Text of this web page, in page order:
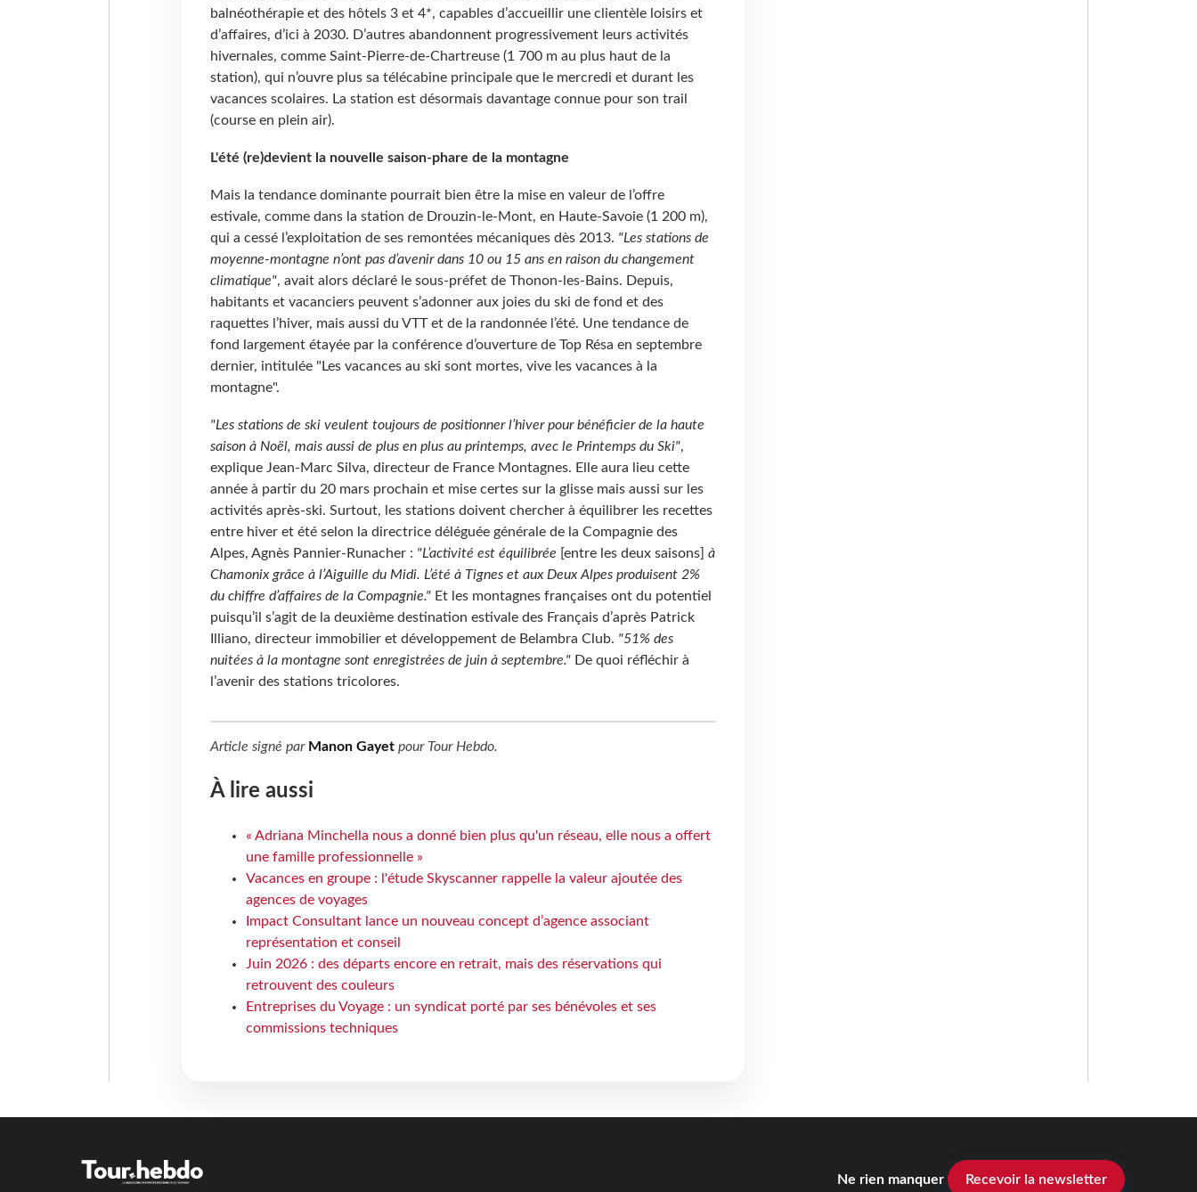
balnéothérapie et des hôtels 3 et 4*, capables d’accueillir une clientèle loisirs et
d’affaires, d’ici à 2030. D’autres abandonnent progressivement leurs activités
hivernales, comme Saint-Pierre-de-Chartreuse (1 700 m au plus haut de la
station), qui n’ouvre plus sa télécabine principale que le mercredi et durant les
vacances scolaires. La station est désormais davantage connue pour son trail
(course en plein air).
L'été (re)devient la nouvelle saison-phare de la montagne
Mais la tendance dominante pourrait bien être la mise en valeur de l’offre
estivale, comme dans la station de Drouzin-le-Mont, en Haute-Savoie (1 200 m),
qui a cessé l’exploitation de ses remontées mécaniques dès 2013. "Les stations de
moyenne-montagne n’ont pas d’avenir dans 10 ou 15 ans en raison du changement
climatique", avait alors déclaré le sous-préfet de Thonon-les-Bains. Depuis,
habitants et vacanciers peuvent s’adonner aux joies du ski de fond et des
raquettes l’hiver, mais aussi du VTT et de la randonnée l’été. Une tendance de
fond largement étayée par la conférence d’ouverture de Top Résa en septembre
dernier, intitulée "Les vacances au ski sont mortes, vive les vacances à la
montagne".
"Les stations de ski veulent toujours de positionner l’hiver pour bénéficier de la haute
saison à Noël, mais aussi de plus en plus au printemps, avec le Printemps du Ski",
explique Jean-Marc Silva, directeur de France Montagnes. Elle aura lieu cette
année à partir du 20 mars prochain et mise certes sur la glisse mais aussi sur les
activités après-ski. Surtout, les stations doivent chercher à équilibrer les recettes
entre hiver et été selon la directrice déléguée générale de la Compagnie des
Alpes, Agnès Pannier-Runacher : "L’activité est équilibrée [entre les deux saisons] à
Chamonix grâce à l’Aiguille du Midi. L’été à Tignes et aux Deux Alpes produisent 2%
du chiffre d’affaires de la Compagnie."Et les montagnes françaises ont du potentiel
puisqu’il s’agit de la deuxième destination estivale des Français d’après Patrick
Illiano, directeur immobilier et développement de Belambra Club. "51% des
nuitées à la montagne sont enregistrées de juin à septembre."De quoi réfléchir à
l’avenir des stations tricolores.
Article signé par Manon Gayetpour Tour Hebdo.
À lire aussi
« Adriana Minchella nous a donné bien plus qu'un réseau, elle nous a offert
une famille professionnelle »
Vacances en groupe : l'étude Skyscanner rappelle la valeur ajoutée des
agences de voyages
Impact Consultant lance un nouveau concept d’agence associant
représentation et conseil
Juin 2026 : des départs encore en retrait, mais des réservations qui
retrouvent des couleurs
Entreprises du Voyage : un syndicat porté par ses bénévoles et ses
commissions techniques
Ne rien manquer Recevoir la newsletter